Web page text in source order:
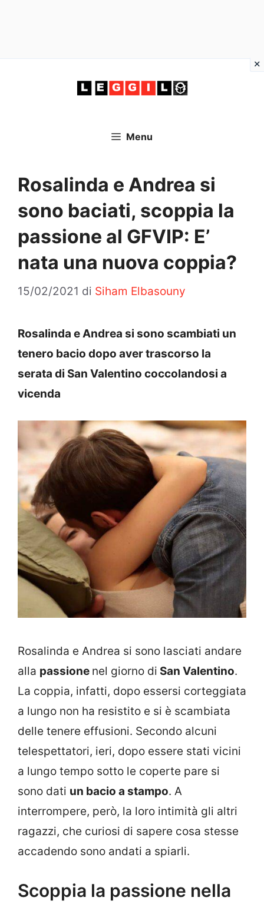
Menu
Rosalinda e Andrea si
sono baciati, scoppia la
passione al GFVIP: E’
nata una nuova coppia?
15/02/2021 di Siham Elbasouny
Rosalinda e Andrea si sono scambiati un
tenero bacio dopo aver trascorso la
serata di San Valentino coccolandosi a
vicenda
Rosalinda e Andrea si sono lasciati andare
alla passione nel giorno di San Valentino.
La coppia, infatti, dopo essersi corteggiata
a lungo non ha resistito e si è scambiata
delle tenere effusioni. Secondo alcuni
telespettatori, ieri, dopo essere stati vicini
a lungo tempo sotto le coperte pare si
sono dati un bacio a stampo. A
interrompere, però, la loro intimità gli altri
ragazzi, che curiosi di sapere cosa stesse
accadendo sono andati a spiarli.
Scoppia la passione nella